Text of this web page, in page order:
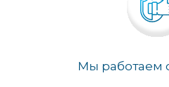
Мы работаем